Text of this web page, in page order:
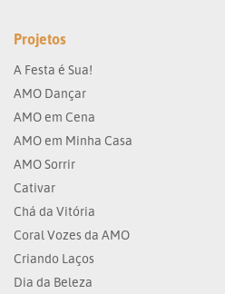
Projetos
A Festa é Sua!
AMO Dançar
AMO em Cena
AMO em Minha Casa
AMO Sorrir
Cativar
Chá da Vitória
Coral Vozes da AMO
Criando Laços
Dia da Beleza